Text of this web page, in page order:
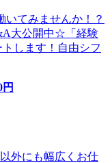
いてみませんか！？
大公開中☆「経験
します！自由シフ
円
外にも幅広くお仕